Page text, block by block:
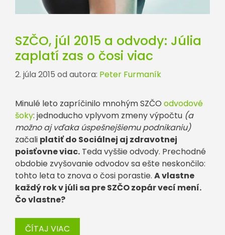
SZČO, júl 2015 a odvody: Júlia
zaplatí zas o čosi viac
2. júla 2015 od autora: Peter Furmaník
Minulé leto zapríčinilo mnohým SZČO odvodové
šoky: jednoducho vplyvom zmeny výpočtu (a
možno aj vďaka úspešnejšiemu podnikaniu)
začali platiť do Sociálnej aj zdravotnej
poisťovne viac. Teda vyššie odvody. Prechodné
obdobie zvyšovanie odvodov sa ešte neskončilo:
tohto leta to znova o čosi porastie. A vlastne
každý rok v júli sa pre SZČO zopár vecí mení.
Čo vlastne?
ČÍTAJ VIAC